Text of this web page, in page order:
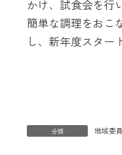
かけ、試食会を行
簡単な調理をおこ
し、新年度スター
分類 地域委